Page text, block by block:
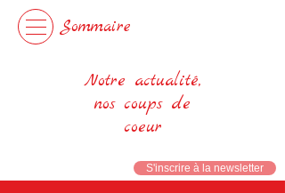
Sommaire
Notre actualité,
nos coups de
coeur
S'inscrire à la newsletter